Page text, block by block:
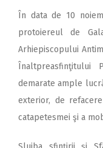
În data de 10
protoiereul de
Arhiepiscopului
Înaltpreasfinţitului
demarate ample
exterior, de
catapetesmei şi a